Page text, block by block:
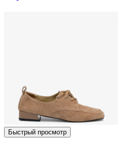
Быстрый просмотр